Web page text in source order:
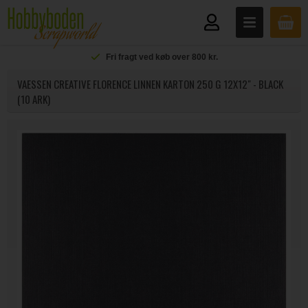
Fri fragt ved køb over 800 kr.
VAESSEN CREATIVE FLORENCE LINNEN KARTON 250 G 12X12" - BLACK
(10 ARK)